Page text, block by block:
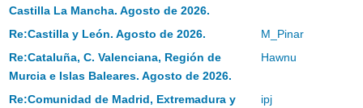
Castilla La Mancha. Agosto de 2026.
Re:Castilla y León. Agosto de 2026.
M_Pinar
Re:Cataluña, C. Valenciana, Región de
Murcia e Islas Baleares. Agosto de 2026.
Hawnu
Re:Comunidad de Madrid, Extremadura y
ipj